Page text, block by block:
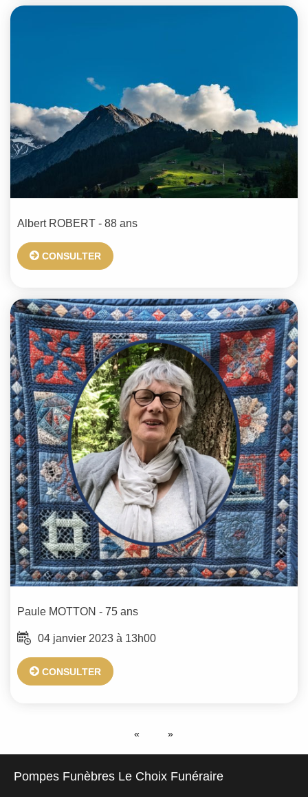
Albert ROBERT - 88 ans
CONSULTER
Paule MOTTON - 75 ans
04 janvier 2023 à 13h00
CONSULTER
Pompes Funèbres Le Choix Funéraire